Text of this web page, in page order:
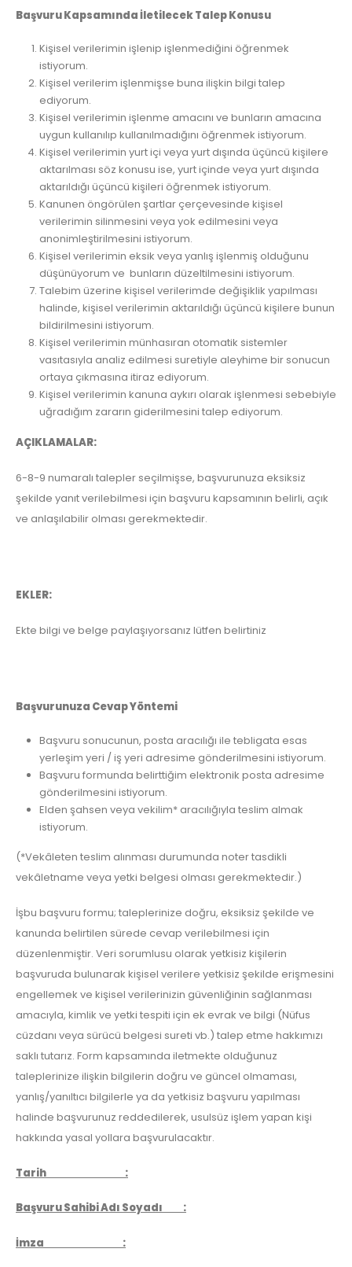
Başvuru Kapsamında İletilecek Talep Konusu
Kişisel verilerimin işlenip işlenmediğini öğrenmek
istiyorum.
Kişisel verilerim işlenmişse buna ilişkin bilgi talep
ediyorum.
Kişisel verilerimin işlenme amacını ve bunların amacına
uygun kullanılıp kullanılmadığını öğrenmek istiyorum.
Kişisel verilerimin yurt içi veya yurt dışında üçüncü kişilere
aktarılması söz konusu ise, yurt içinde veya yurt dışında
aktarıldığı üçüncü kişileri öğrenmek istiyorum.
Kanunen öngörülen şartlar çerçevesinde kişisel
verilerimin silinmesini veya yok edilmesini veya
anonimleştirilmesini istiyorum.
Kişisel verilerimin eksik veya yanlış işlenmiş olduğunu
düşünüyorum ve bunların düzeltilmesini istiyorum.
Talebim üzerine kişisel verilerimde değişiklik yapılması
halinde, kişisel verilerimin aktarıldığı üçüncü kişilere bunun
bildirilmesini istiyorum.
Kişisel verilerimin münhasıran otomatik sistemler
vasıtasıyla analiz edilmesi suretiyle aleyhime bir sonucun
ortaya çıkmasına itiraz ediyorum.
Kişisel verilerimin kanuna aykırı olarak işlenmesi sebebiyle
uğradığım zararın giderilmesini talep ediyorum.
AÇIKLAMALAR:
6-8-9 numaralı talepler seçilmişse, başvurunuza eksiksiz
şekilde yanıt verilebilmesi için başvuru kapsamının belirli, açık
ve anlaşılabilir olması gerekmektedir.
EKLER:
Ekte bilgi ve belge paylaşıyorsanız lütfen belirtiniz
Başvurunuza Cevap Yöntemi
Başvuru sonucunun, posta aracılığı ile tebligata esas
yerleşim yeri / iş yeri adresime gönderilmesini istiyorum.
Başvuru formunda belirttiğim elektronik posta adresime
gönderilmesini istiyorum.
Elden şahsen veya vekilim* aracılığıyla teslim almak
istiyorum.
(*Vekâleten teslim alınması durumunda noter tasdikli
vekâletname veya yetki belgesi olması gerekmektedir.)
İşbu başvuru formu; taleplerinize doğru, eksiksiz şekilde ve
kanunda belirtilen sürede cevap verilebilmesi için
düzenlenmiştir. Veri sorumlusu olarak yetkisiz kişilerin
başvuruda bulunarak kişisel verilere yetkisiz şekilde erişmesini
engellemek ve kişisel verilerinizin güvenliğinin sağlanması
amacıyla, kimlik ve yetki tespiti için ek evrak ve bilgi (Nüfus
cüzdanı veya sürücü belgesi sureti vb.) talep etme hakkımızı
saklı tutarız. Form kapsamında iletmekte olduğunuz
taleplerinize ilişkin bilgilerin doğru ve güncel olmaması,
yanlış/yanıltıcı bilgilerle ya da yetkisiz başvuru yapılması
halinde başvurunuz reddedilerek, usulsüz işlem yapan kişi
hakkında yasal yollara başvurulacaktır.
Tarih :
Başvuru Sahibi Adı Soyadı :
İmza :